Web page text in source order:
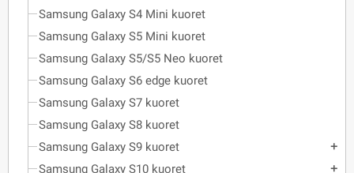
Samsung Galaxy S4 Mini kuoret
Samsung Galaxy S5 Mini kuoret
Samsung Galaxy S5/S5 Neo kuoret
Samsung Galaxy S6 edge kuoret
Samsung Galaxy S7 kuoret
Samsung Galaxy S8 kuoret
Samsung Galaxy S9 kuoret
add
Samsung Galaxy S10 kuoret add